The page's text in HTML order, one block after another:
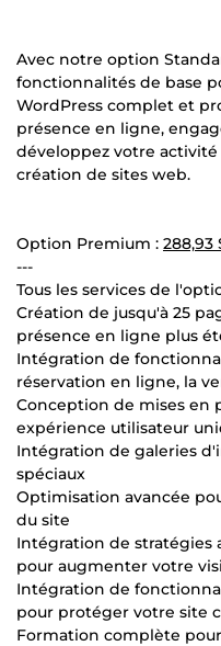
Avec notre option
fonctionnalités de base
WordPress complet et
présence en ligne,
développez votre
création de sites web.
Option Premium : 288,93
---
Tous les services de
Création de jusqu'à 25
présence en ligne plus
Intégration de
réservation en ligne, la
Conception de mises en
expérience utilisateur
Intégration de galeries
spéciaux
Optimisation avancée
du site
Intégration de stratégies
pour augmenter votre
Intégration de
pour protéger votre site
Formation complète